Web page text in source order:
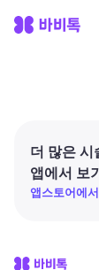
더 많은 시
앱에서 보
앱스토어에